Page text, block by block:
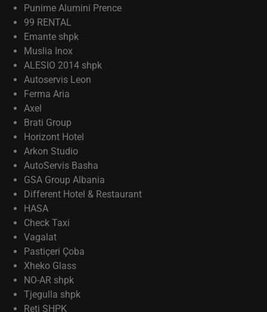
Punime Alumini Prence
99 RENTAL
Emante shpk
Muslia Inox
ALESIO 2014 shpk
Autoservis Leon
Ferma Aria
Axel
Brati Group
Horizont Hotel
Arkon Studio
AutoServis Basha
GSA Group Albania
Different Hotel & Restaurant
HASA
Check Taxi
Vagalat
Pastiçeri Çoba
Xheko Glass
NO-AR shpk
Tjegulla shpk
Reti SHPK